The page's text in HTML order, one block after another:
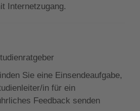
Internetzugang.
Sie eine Einsendeaufgabe,
in für ein
Feedback senden